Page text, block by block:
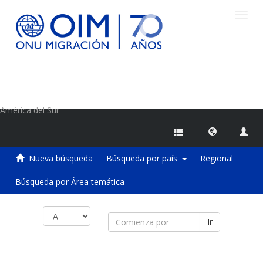
América del Sur
Nueva búsqueda Búsqueda por país Regional
Búsqueda por Área temática
Ir